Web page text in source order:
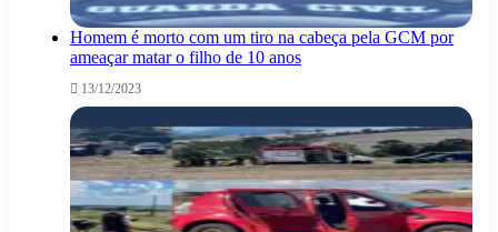
Homem é morto com um tiro na cabeça pela GCM por
ameaçar matar o filho de 10 anos
13/12/2023